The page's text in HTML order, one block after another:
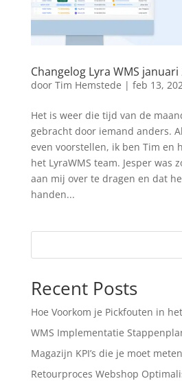
Changelog Lyra WMS januari
door Tim Hemstede | feb 13,
Het is weer die tijd van de
gebracht door iemand anders.
even voorstellen, ik ben Tim en
het LyraWMS team. Jesper was
aan mij over te dragen en dat
handen...
Recent Posts
Hoe Voorkom je Pickfouten in
WMS Implementatie
Magazijn KPI’s die je moet meten
Retourproces Webshop